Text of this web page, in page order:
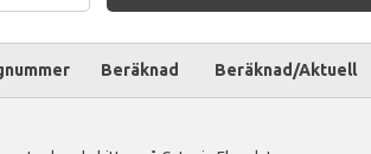
Beräknad Beräknad/Aktuell